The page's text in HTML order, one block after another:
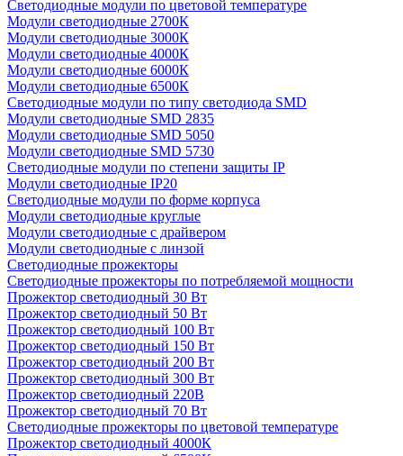
Светодиодные модули по цветовой температуре
Модули светодиодные 2700К
Модули светодиодные 3000К
Модули светодиодные 4000К
Модули светодиодные 6000К
Модули светодиодные 6500К
Светодиодные модули по типу светодиода SMD
Модули светодиодные SMD 2835
Модули светодиодные SMD 5050
Модули светодиодные SMD 5730
Светодиодные модули по степени защиты IP
Модули светодиодные IP20
Светодиодные модули по форме корпуса
Модули светодиодные круглые
Модули светодиодные с драйвером
Модули светодиодные с линзой
Светодиодные прожекторы
Светодиодные прожекторы по потребляемой мощности
Прожектор светодиодный 30 Вт
Прожектор светодиодный 50 Вт
Прожектор светодиодный 100 Вт
Прожектор светодиодный 150 Вт
Прожектор светодиодный 200 Вт
Прожектор светодиодный 300 Вт
Прожектор светодиодный 220В
Прожектор светодиодный 70 Вт
Светодиодные прожекторы по цветовой температуре
Прожектор светодиодный 4000К